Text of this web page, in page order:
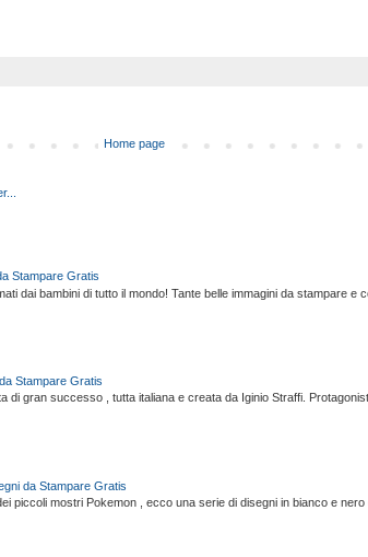
Home page
Stampare Gratis
dai bambini di tutto il mondo! Tante belle immagini da stampare e
Stampare Gratis
di gran successo , tutta italiana e creata da Iginio Straffi.
da Stampare Gratis
piccoli mostri Pokemon , ecco una serie di disegni in bianco e nero